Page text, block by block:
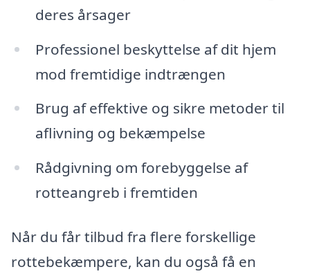
deres årsager
Professionel beskyttelse af dit hjem
mod fremtidige indtrængen
Brug af effektive og sikre metoder til
aflivning og bekæmpelse
Rådgivning om forebyggelse af
rotteangreb i fremtiden
Når du får tilbud fra flere forskellige
rottebekæmpere, kan du også få en